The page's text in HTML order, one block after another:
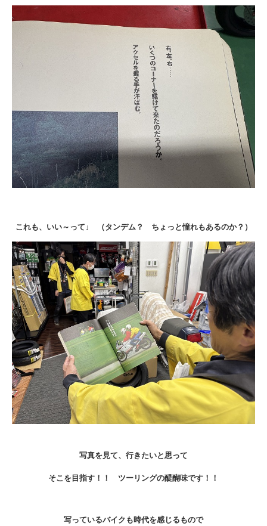
これも、いい～って↓ （タンデム？ ちょっと憧れもあるのか？）
写真を見て、行きたいと思って
そこを目指す！！ ツーリングの醍醐味です！！
写っているバイクも時代を感じるもので